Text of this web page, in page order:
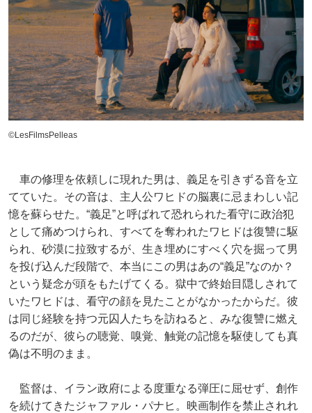
©LesFilmsPelleas
車の修理を依頼しに現れた男は、義足を引きずる音を立
てていた。その音は、主人公ワヒドの脳裏に忌まわしい記
憶を蘇らせた。“義足”と呼ばれて恐れられた看守に政治犯
として痛めつけられ、すべてを奪われたワヒドは復讐に駆
られ、砂漠に拉致するが、生き埋めにすべく穴を掘って男
を投げ込んだ段階で、本当にこの男はあの“義足”なのか？
という疑念が頭をもたげてくる。獄中で終始目隠しされて
いたワヒドは、看守の顔を見たことがなかったからだ。彼
は同じ経験を持つ元囚人たちを訪ねると、みな復讐に燃え
るのだが、彼らの聴覚、嗅覚、触覚の記憶を駆使しても真
偽は不明のまま。
監督は、イラン政府による度重なる弾圧に屈せず、創作
を続けてきたジャファル・パナヒ。映画制作を禁止されれ